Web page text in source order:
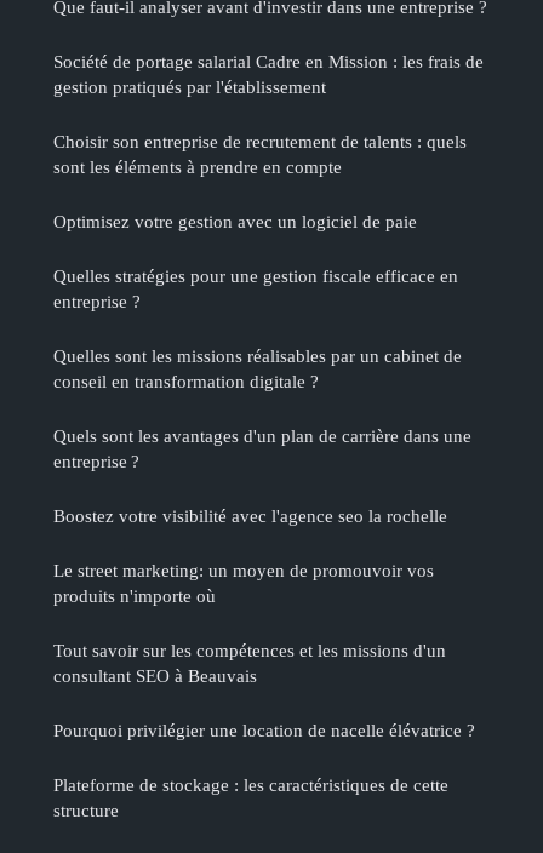
Que faut-il analyser avant d'investir dans une entreprise ?
Société de portage salarial Cadre en Mission : les frais de
gestion pratiqués par l'établissement
Choisir son entreprise de recrutement de talents : quels
sont les éléments à prendre en compte
Optimisez votre gestion avec un logiciel de paie
Quelles stratégies pour une gestion fiscale efficace en
entreprise ?
Quelles sont les missions réalisables par un cabinet de
conseil en transformation digitale ?
Quels sont les avantages d'un plan de carrière dans une
entreprise ?
Boostez votre visibilité avec l'agence seo la rochelle
Le street marketing: un moyen de promouvoir vos
produits n'importe où
Tout savoir sur les compétences et les missions d'un
consultant SEO à Beauvais
Pourquoi privilégier une location de nacelle élévatrice ?
Plateforme de stockage : les caractéristiques de cette
structure